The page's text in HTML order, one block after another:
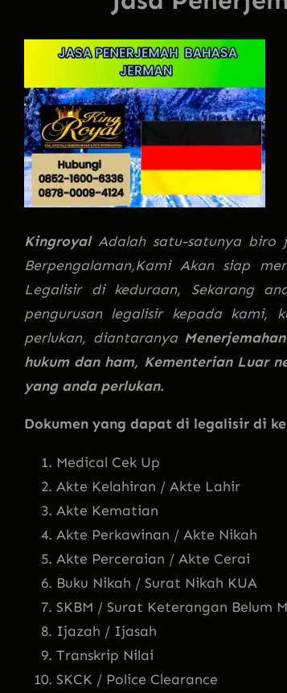
Kingroyal Adalah satu-satunya biro
Berpengalaman,Kami Akan siap
Legalisir di keduraan, Sekarang
pengurusan legalisir kepada kami,
perlukan, diantaranya
hukum dan ham, Kementerian Luar
yang anda perlukan.
Dokumen yang dapat di legalisir di
Medical Cek Up
Akte Kelahiran / Akte Lahir
Akte Kematian
Akte Perkawinan / Akte Nikah
Akte Perceraian / Akte Cerai
Buku Nikah / Surat Nikah KUA
SKBM / Surat Keterangan Belum
Ijazah / Ijasah
Transkrip Nilai
SKCK / Police Clearance